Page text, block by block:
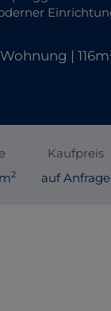
2
Kaufpreis
auf Anfrage